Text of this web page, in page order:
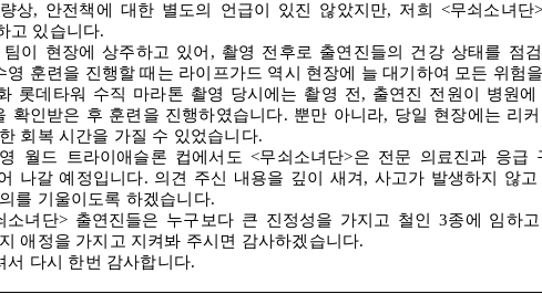
상, 안전책에 대한 별도의 언급이 있진 않았지만, 저희 <무쇠소녀단
고 있습니다.
이 현장에 상주하고 있어 , 촬영 전후로 출연진들의 건강 상태를 점검
영 훈련을 진행할 때는 라이프가드 역시 현장에 늘 대기하여 모든 위험
롯데타워 수직 마라톤 촬영 당시에는 촬영 전 , 출연진 전원이 병원
확인받은 후 훈련을 진행하였습니다. 뿐만 아니라, 당일 현장에는 리
회복 시간을 가질 수 있었습니다.
월드 트라이애슬론 컵에서도 <무쇠소녀단>은 전문 의료진과 응급
나갈 예정입니다. 의견 주신 내용을 깊이 새겨 , 사고가 발생하지 않
를 기울이도록 하겠습니다.
소녀단> 출연진들은 누구보다 큰 진정성을 가지고 철인 3종에 임하
애정을 가지고 지켜봐 주시면 감사하겠습니다.
서 다시 한번 감사합니다.